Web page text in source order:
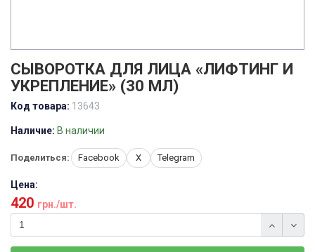
СЫВОРОТКА ДЛЯ ЛИЦА «ЛИФТИНГ И
УКРЕПЛЕНИЕ» (30 МЛ)
Код товара: 13643
Наличие: В наличии
Поделиться: Facebook X Telegram
Цена:
420 грн./шт.